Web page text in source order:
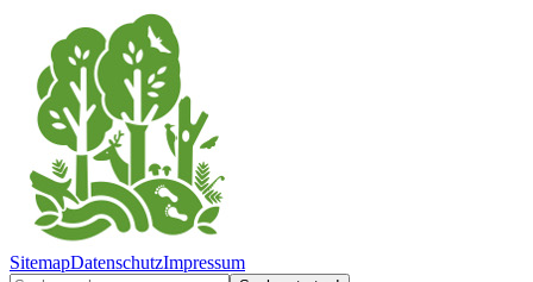
SitemapDatenschutzImpressum